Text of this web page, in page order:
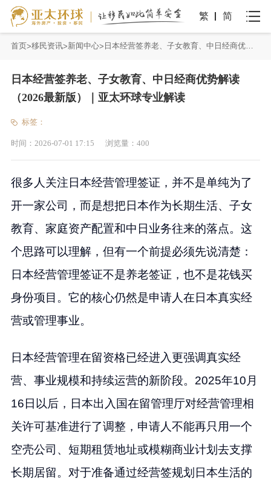
繁 简
首页 移民资讯 新闻中心 日本经营签养老、子女教育、中日经商优势解读（2026最新版）｜亚太环球专业解读
日本经营签养老、子女教育、中日经商优势解读
（2026最新版）｜亚太环球专业解读
标签：
时间： 2026-07-01 17:15 浏览量： 400
很多人关注日本经营管理签证，并不是单纯为了
开一家公司，而是想把日本作为长期生活、子女
教育、家庭资产配置和中日业务往来的落点。这
个思路可以理解，但有一个前提必须先说清楚：
日本经营管理签证不是养老签证，也不是花钱买
身份项目。它的核心仍然是申请人在日本真实经
营或管理事业。
日本经营管理在留资格已经进入更强调真实经
营、事业规模和持续运营的新阶段。2025年10月
16日以后，日本出入国在留管理厅对经营管理相
关许可基准进行了调整，申请人不能再只用一个
空壳公司、短期租赁地址或模糊商业计划去支撑
长期居留。对于准备通过经营签规划日本生活的